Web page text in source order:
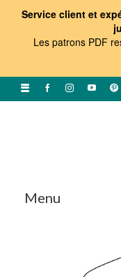
Service client et
Les patrons PDF
Menu